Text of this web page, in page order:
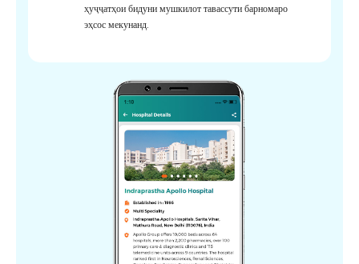
ҳуҷҷатҳои бидуни мушкилот тавассути барномаро
эҳсос мекунанд.